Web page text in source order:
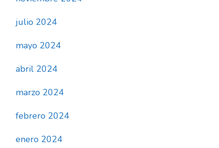
julio 2024
mayo 2024
abril 2024
marzo 2024
febrero 2024
enero 2024